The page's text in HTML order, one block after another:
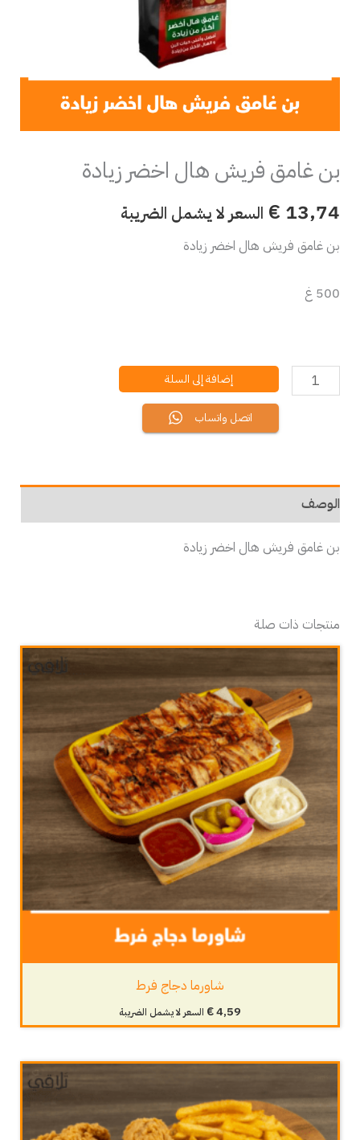
بن غامق فريش هال اخضر زيادة
€ 13,74 السعر لا يشمل الضريبة
بن غامق فريش هال اخضر زيادة
500 غ
إضافة إلى السلة
اتصل واتساب
الوصف
بن غامق فريش هال اخضر زيادة
منتجات ذات صلة
شاورما دجاج فرط
€4,59 السعر لا يشمل الضريبة